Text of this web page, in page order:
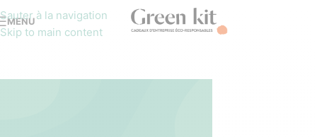
Sauter à la navigation
Skip to main content
MENU